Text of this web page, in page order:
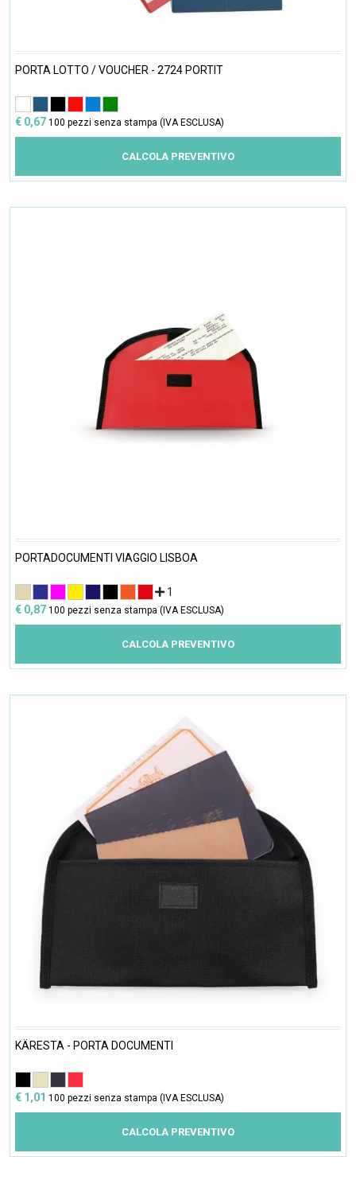
PORTA LOTTO / VOUCHER - 2724 PORTIT
€ 0,67 100 pezzi senza stampa (IVA ESCLUSA)
CALCOLA PREVENTIVO
PORTADOCUMENTI VIAGGIO LISBOA
1
€ 0,87 100 pezzi senza stampa (IVA ESCLUSA)
CALCOLA PREVENTIVO
KÄRESTA - PORTA DOCUMENTI
€ 1,01 100 pezzi senza stampa (IVA ESCLUSA)
CALCOLA PREVENTIVO